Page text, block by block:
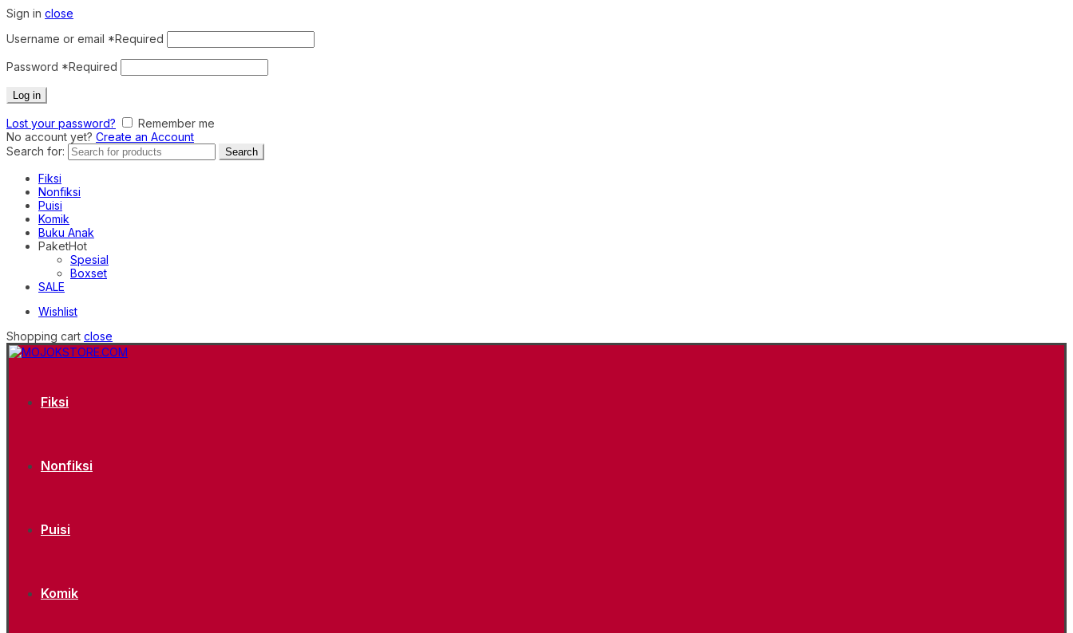
Sign in close
Username or email *Required
Password *Required
Log in
Lost your password?
Remember me
No account yet? Create an Account
Search for:
Search
Fiksi
Nonfiksi
Puisi
Komik
Buku Anak
PaketHot
Spesial
Boxset
SALE
Wishlist
Shopping cart close
Fiksi
Nonfiksi
Puisi
Komik